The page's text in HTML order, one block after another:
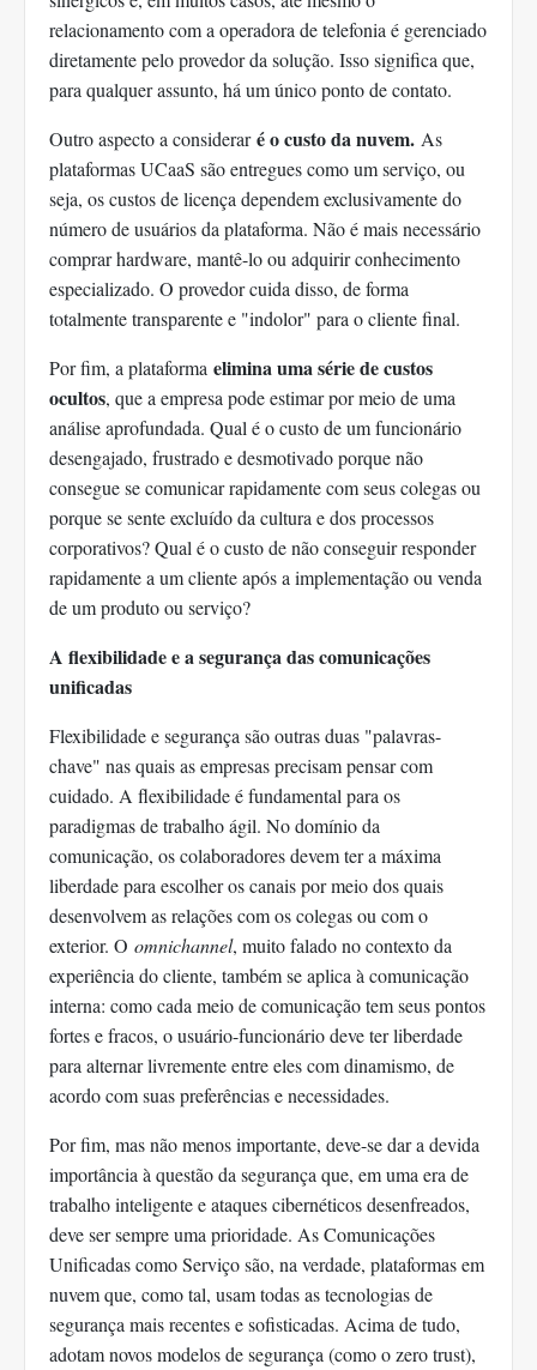
relacionamento com a operadora de telefonia é gerenciado
diretamente pelo provedor da solução. Isso significa que,
para qualquer assunto, há um único ponto de contato.
Outro aspecto a consideraré o custo da nuvem. As
plataformas UCaaS são entregues como um serviço, ou
seja, os custos de licença dependem exclusivamente do
número de usuários da plataforma. Não é mais necessário
comprar hardware, mantê-lo ou adquirir conhecimento
especializado. O provedor cuida disso, de forma
totalmente transparente e "indolor" para o cliente final.
Por fim, a plataforma elimina uma série de custos
ocultos, que a empresa pode estimar por meio de uma
análise aprofundada. Qual é o custo de um funcionário
desengajado, frustrado e desmotivado porque não
consegue se comunicar rapidamente com seus colegas ou
porque se sente excluído da cultura e dos processos
corporativos? Qual é o custo de não conseguir responder
rapidamente a um cliente após a implementação ou venda
de um produto ou serviço?
A flexibilidade e a segurança das comunicações
unificadas
Flexibilidade e segurança são outras duas "palavras-
chave" nas quais as empresas precisam pensar com
cuidado. A flexibilidade é fundamental para os
paradigmas de trabalho ágil. No domínio da
comunicação, os colaboradores devem ter a máxima
liberdade para escolher os canais por meio dos quais
desenvolvem as relações com os colegas ou com o
exterior. O omnichannel, muito falado no contexto da
experiência do cliente, também se aplica à comunicação
interna: como cada meio de comunicação tem seus pontos
fortes e fracos, o usuário-funcionário deve ter liberdade
para alternar livremente entre eles com dinamismo, de
acordo com suas preferências e necessidades.
Por fim, mas não menos importante, deve-se dar a devida
importância à questão da segurança que, em uma era de
trabalho inteligente e ataques cibernéticos desenfreados,
deve ser sempre uma prioridade. As Comunicações
Unificadas como Serviço são, na verdade, plataformas em
nuvem que, como tal, usam todas as tecnologias de
segurança mais recentes e sofisticadas. Acima de tudo,
adotam novos modelos de segurança (como o zero trust),